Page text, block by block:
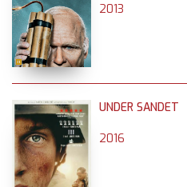
2013
UNDER SANDET
2016